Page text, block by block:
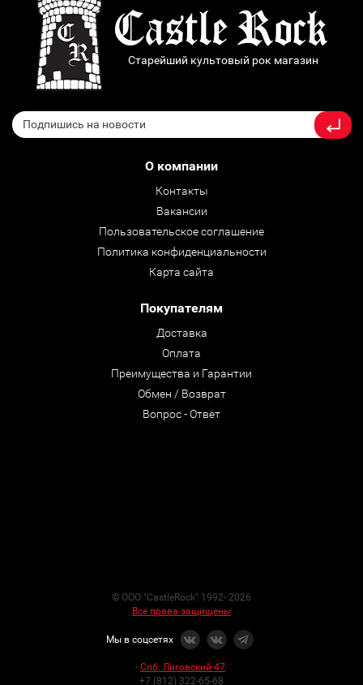
Старейший культовый рок магазин
О компании
Контакты
Вакансии
Пользовательское соглашение
Политика конфиденциальности
Карта сайта
Покупателям
Доставка
Оплата
Преимущества и Гарантии
Обмен / Возврат
Вопрос - Ответ
© ООО "CastleRock" 1992- 2026
Все права защищены
Мы в соцсетях
- Спб. Лиговский 47:
+7 (812) 322-65-68